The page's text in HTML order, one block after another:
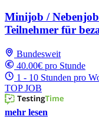
Minijob /
Teilnehmer für
Bundesweit
40.00€ pro Stunde
1 - 10 Stunden pro
TOP JOB
mehr lesen